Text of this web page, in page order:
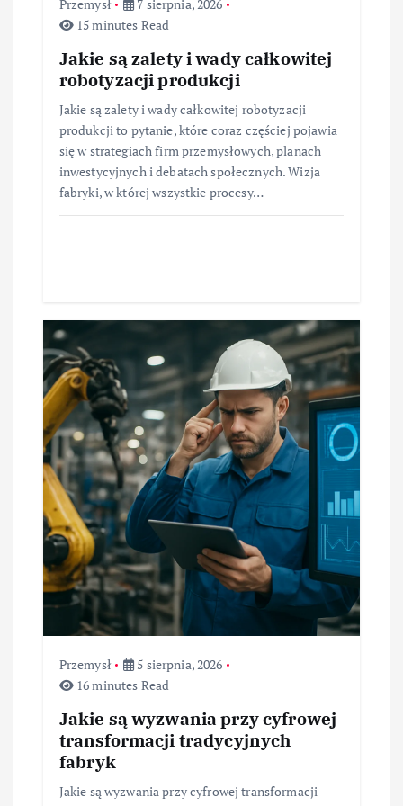
Przemysł
7 sierpnia, 2026
15 minutes Read
Jakie są zalety i wady całkowitej
robotyzacji produkcji
Jakie są zalety i wady całkowitej robotyzacji
produkcji to pytanie, które coraz częściej pojawia
się w strategiach firm przemysłowych, planach
inwestycyjnych i debatach społecznych. Wizja
fabryki, w której wszystkie procesy…
Przemysł
5 sierpnia, 2026
16 minutes Read
Jakie są wyzwania przy cyfrowej
transformacji tradycyjnych
fabryk
Jakie są wyzwania przy cyfrowej transformacji